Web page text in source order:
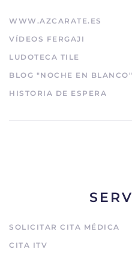
WWW.AZCARATE.ES
VÍDEOS FERGAJI
LUDOTECA TILE
BLOG "NOCHE EN BLANCO"
HISTORIA DE ESPERA
SOLICITAR CITA MÉDICA
CITA ITV